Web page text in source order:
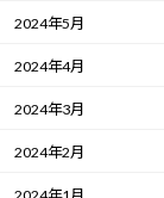
2024年5月
2024年4月
2024年3月
2024年2月